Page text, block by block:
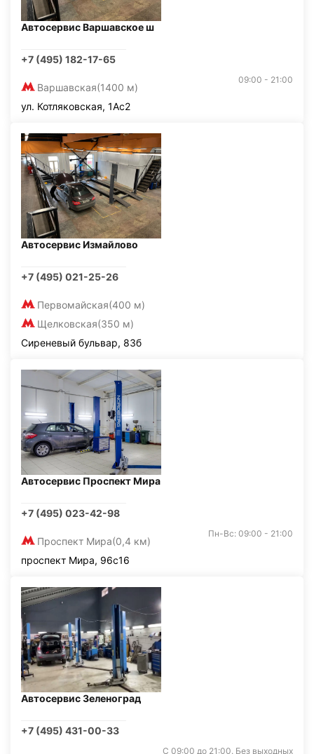
Автосервис Варшавское ш
+7 (495) 182-17-65
Варшавская(1400 м)
09:00 - 21:00
ул. Котляковская, 1Ас2
Автосервис Измайлово
+7 (495) 021-25-26
Первомайская(400 м)
Щелковская(350 м)
Сиреневый бульвар, 83б
Автосервис Проспект Мира
+7 (495) 023-42-98
Проспект Мира(0,4 км)
Пн-Вс: 09:00 - 21:00
проспект Мира, 96с16
Автосервис Зеленоград
+7 (495) 431-00-33
С 09:00 до 21:00. Без выходных